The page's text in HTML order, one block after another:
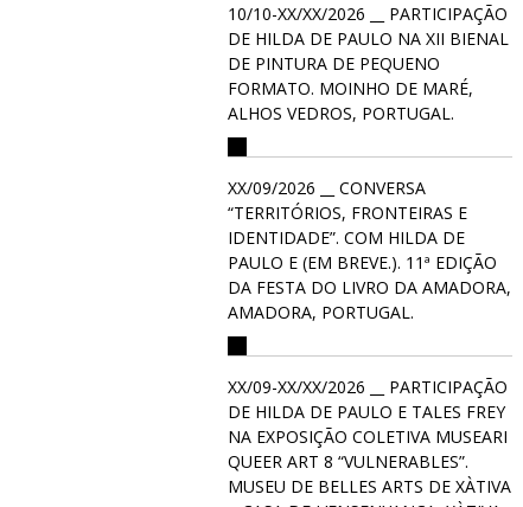
10/10-XX/XX/2026 __ PARTICIPAÇÃO
DE HILDA DE PAULO NA XII BIENAL
DE PINTURA DE PEQUENO
FORMATO. MOINHO DE MARÉ,
ALHOS VEDROS, PORTUGAL.
XX/09/2026 __ CONVERSA
“TERRITÓRIOS, FRONTEIRAS E
IDENTIDADE”. COM HILDA DE
PAULO E (EM BREVE.). 11ª EDIÇÃO
DA FESTA DO LIVRO DA AMADORA,
AMADORA, PORTUGAL.
XX/09-XX/XX/2026 __ PARTICIPAÇÃO
DE HILDA DE PAULO E TALES FREY
NA EXPOSIÇÃO COLETIVA MUSEARI
QUEER ART 8 “VULNERABLES”.
MUSEU DE BELLES ARTS DE XÀTIVA